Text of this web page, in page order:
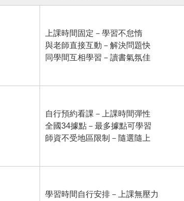
上課時間固定－學習不怠惰
與老師直接互動－解決問題快
同學間互相學習－讀書氣氛佳
自行預約看課－上課時間彈性
全國34據點－最多據點可學習
師資不受地區限制－隨選隨上
學習時間自行安排－上課無壓力